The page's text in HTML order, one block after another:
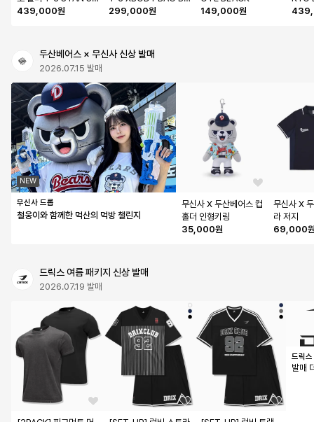
ITH LO PRO SILVER
439,000원
ACK
299,000원
149,000원
NA/
두산베어스 × 무신사 신상 발매
2026.07.15 발매
NEW
무신사 드롭
철웅이와 함께한 먹산의 먹방 챌린지
무신사 X 두산베어스 컵
홀더 인형키링
35,000원
무신사 X
라 저지
69,000
드릭스 여름 패키지 신상 발매
2026.07.19 발매
드릭스
발매